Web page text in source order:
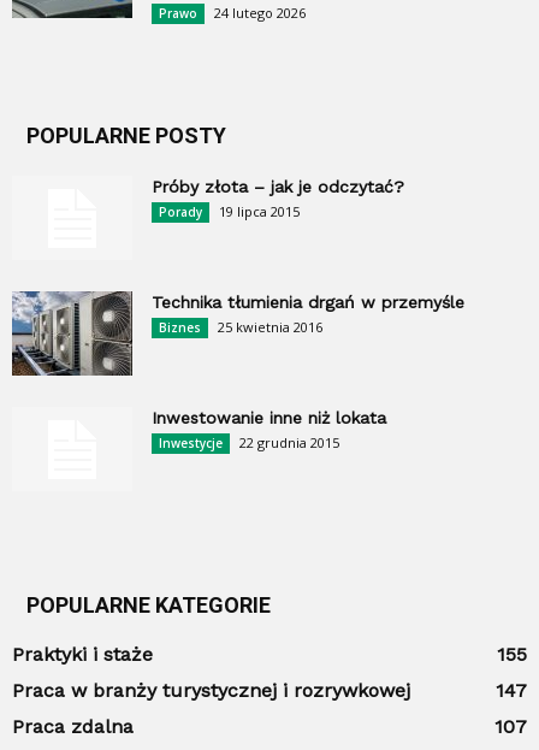
Prawo 24 lutego 2026
POPULARNE POSTY
Próby złota – jak je odczytać?
Porady 19 lipca 2015
Technika tłumienia drgań w przemyśle
Biznes 25 kwietnia 2016
Inwestowanie inne niż lokata
Inwestycje 22 grudnia 2015
POPULARNE KATEGORIE
Praktyki i staże
155
Praca w branży turystycznej i rozrywkowej
147
Praca zdalna
107